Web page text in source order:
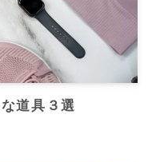
道具３選